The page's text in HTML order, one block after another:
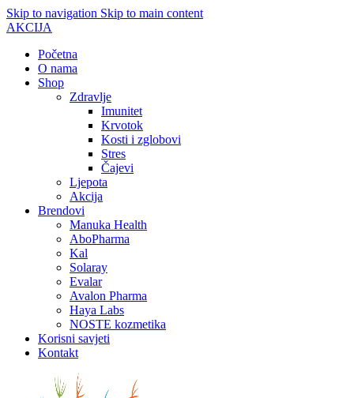
Skip to navigation Skip to main content
AKCIJA
Početna
O nama
Shop
Zdravlje
Imunitet
Krvotok
Kosti i zglobovi
Stres
Čajevi
Ljepota
Akcija
Brendovi
Manuka Health
AboPharma
Kal
Solaray
Evalar
Avalon Pharma
Haya Labs
NOSTE kozmetika
Korisni savjeti
Kontakt